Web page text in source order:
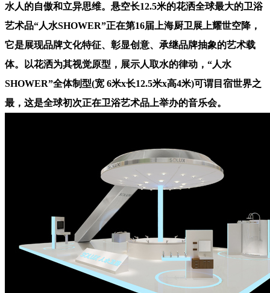
水人的自傲和立异思维。悬空长12.5米的花洒全球最大的卫浴
艺术品“人水SHOWER”正在第16届上海厨卫展上耀世空降，
它是展现品牌文化特征、彰显创意、承继品牌抽象的艺术载
体。以花洒为其视觉原型，展示人取水的律动，“人水
SHOWER”全体制型(宽 6米x长12.5米x高4米)可谓目宿世界之
最，这是全球初次正在卫浴艺术品上举办的音乐会。